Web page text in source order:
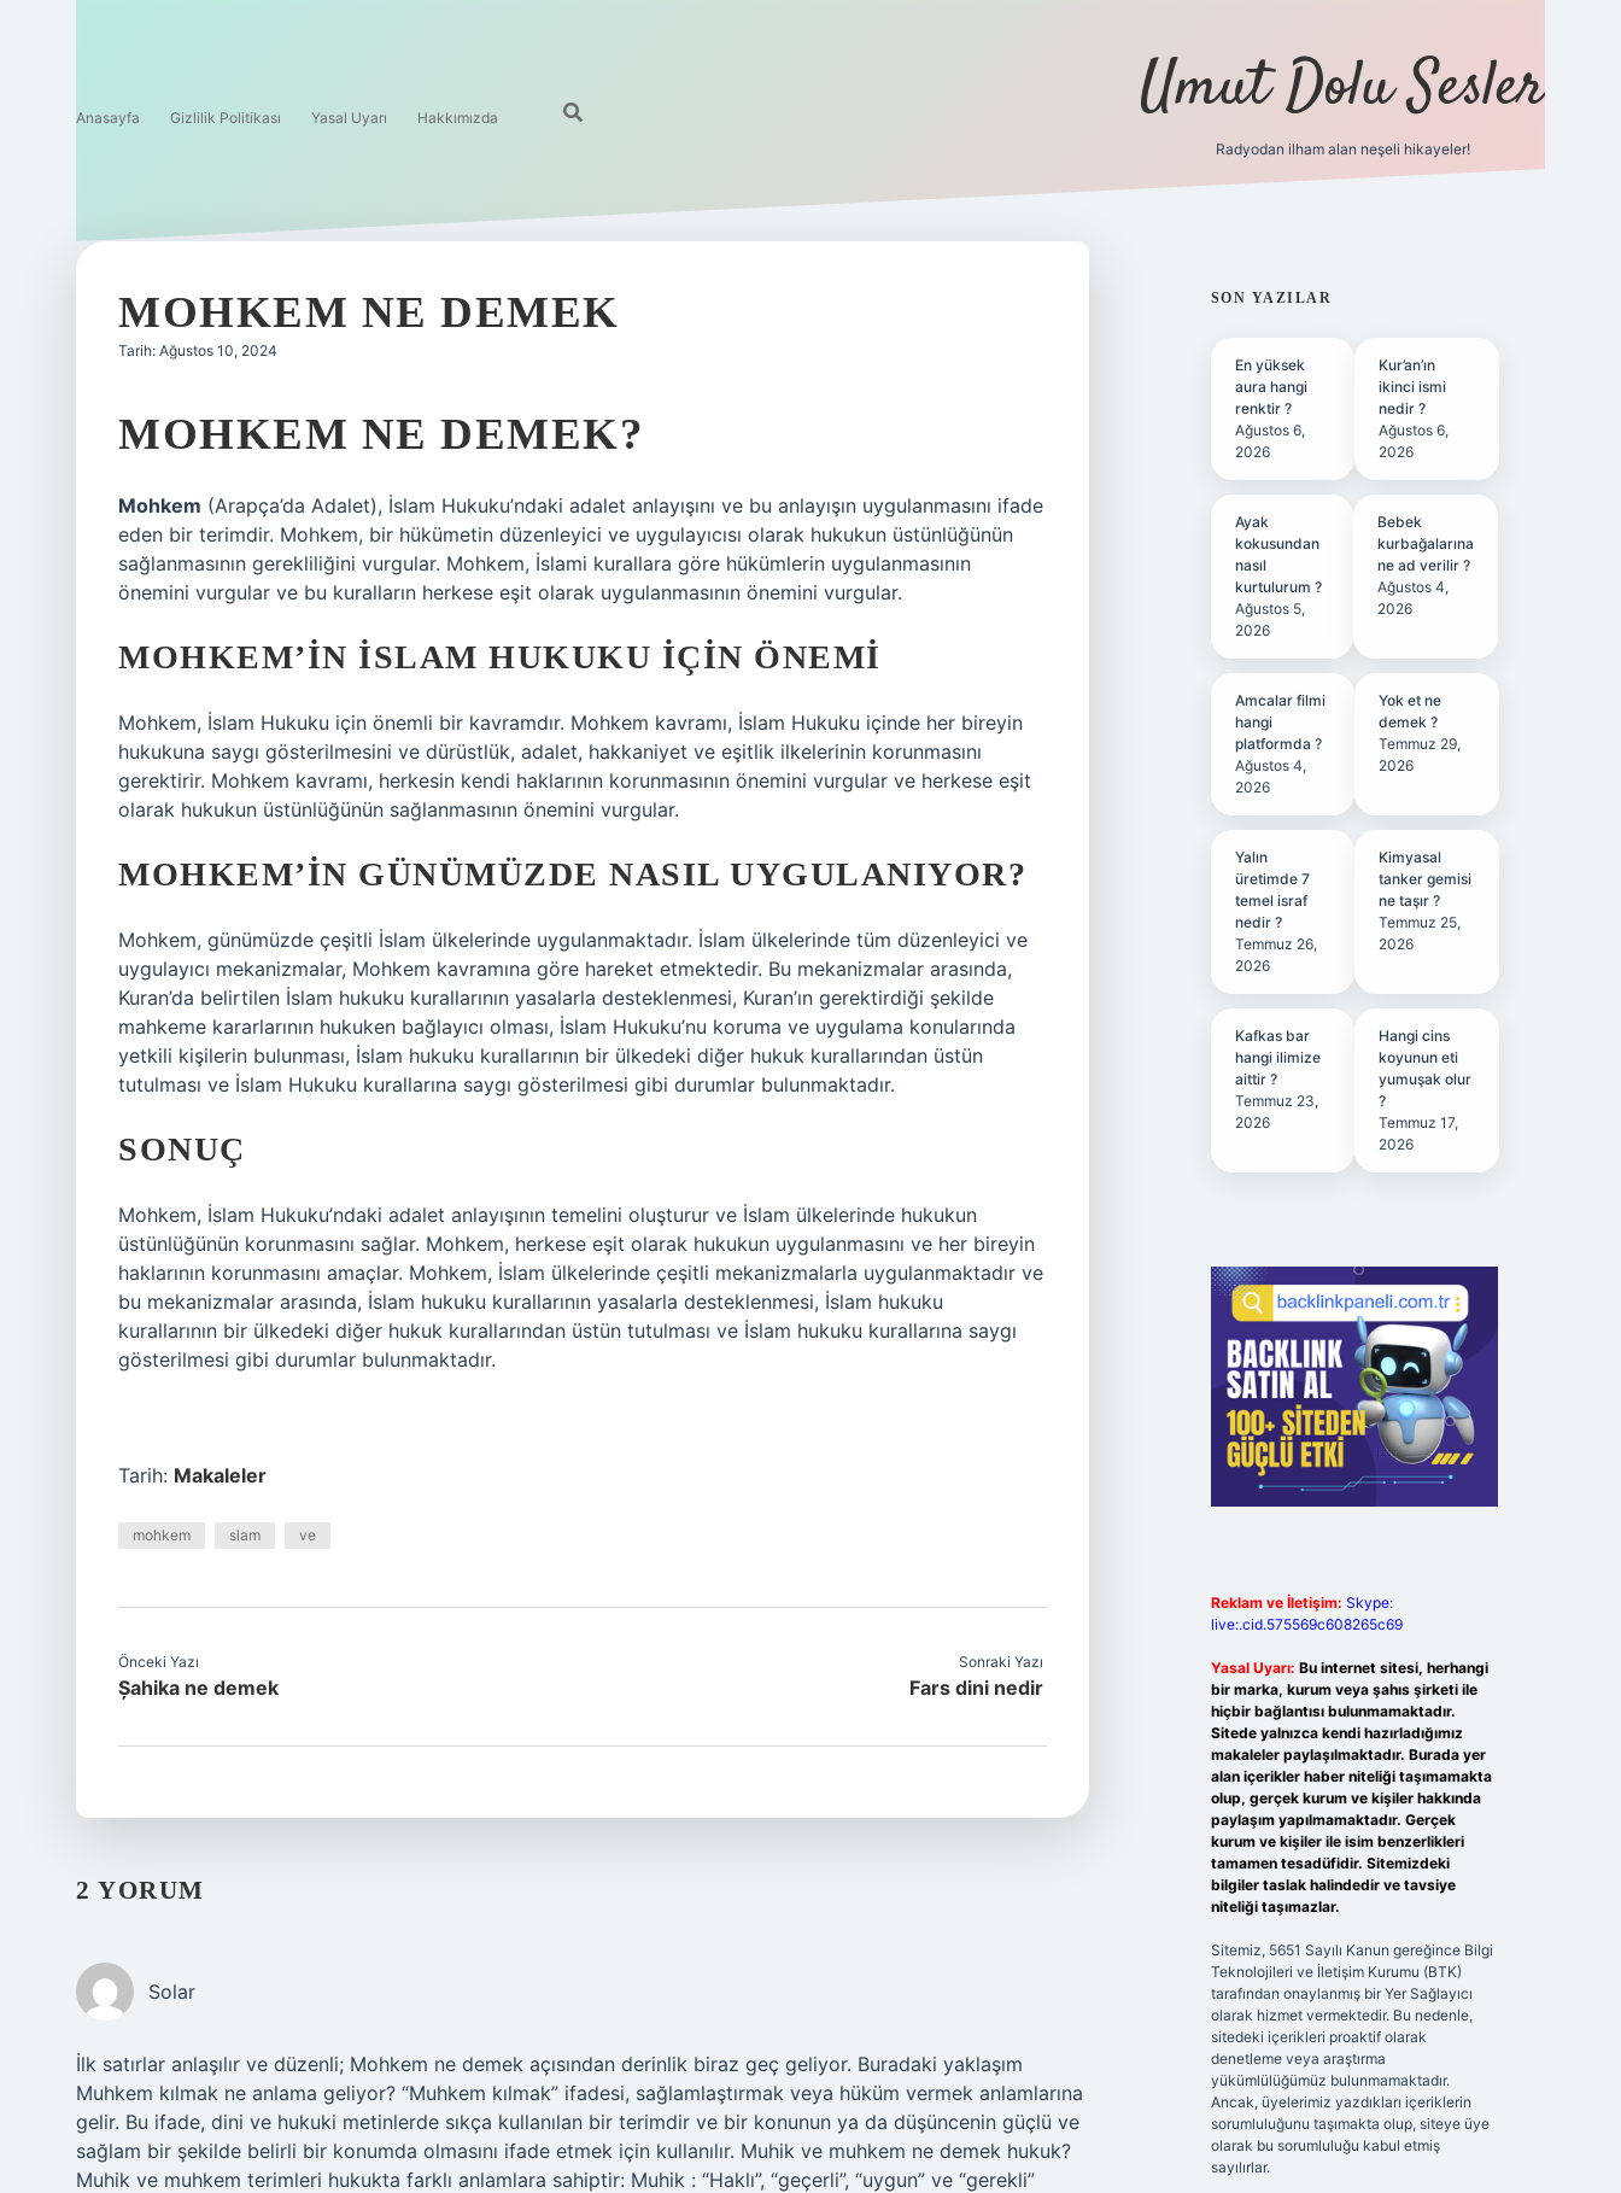
Anasayfa Gizlilik Politikası Yasal Uyarı Hakkımızda Umut Dolu Sesler
Radyodan ilham alan neşeli hikayeler!
MOHKEM NE DEMEK
Tarih: Ağustos 10, 2024
MOHKEM NE DEMEK?
Mohkem (Arapça’da Adalet), İslam Hukuku’ndaki adalet anlayışını ve bu anlayışın uygulanmasını ifade
eden bir terimdir. Mohkem, bir hükümetin düzenleyici ve uygulayıcısı olarak hukukun üstünlüğünün
sağlanmasının gerekliliğini vurgular. Mohkem, İslami kurallara göre hükümlerin uygulanmasının
önemini vurgular ve bu kuralların herkese eşit olarak uygulanmasının önemini vurgular.
MOHKEM’IN İSLAM HUKUKU İÇIN ÖNEMI
Mohkem, İslam Hukuku için önemli bir kavramdır. Mohkem kavramı, İslam Hukuku içinde her bireyin
hukukuna saygı gösterilmesini ve dürüstlük, adalet, hakkaniyet ve eşitlik ilkelerinin korunmasını
gerektirir. Mohkem kavramı, herkesin kendi haklarının korunmasının önemini vurgular ve herkese eşit
olarak hukukun üstünlüğünün sağlanmasının önemini vurgular.
MOHKEM’IN GÜNÜMÜZDE NASIL UYGULANIYOR?
Mohkem, günümüzde çeşitli İslam ülkelerinde uygulanmaktadır. İslam ülkelerinde tüm düzenleyici ve
uygulayıcı mekanizmalar, Mohkem kavramına göre hareket etmektedir. Bu mekanizmalar arasında,
Kuran’da belirtilen İslam hukuku kurallarının yasalarla desteklenmesi, Kuran’ın gerektirdiği şekilde
mahkeme kararlarının hukuken bağlayıcı olması, İslam Hukuku’nu koruma ve uygulama konularında
yetkili kişilerin bulunması, İslam hukuku kurallarının bir ülkedeki diğer hukuk kurallarından üstün
tutulması ve İslam Hukuku kurallarına saygı gösterilmesi gibi durumlar bulunmaktadır.
SONUÇ
Mohkem, İslam Hukuku’ndaki adalet anlayışının temelini oluşturur ve İslam ülkelerinde hukukun
üstünlüğünün korunmasını sağlar. Mohkem, herkese eşit olarak hukukun uygulanmasını ve her bireyin
haklarının korunmasını amaçlar. Mohkem, İslam ülkelerinde çeşitli mekanizmalarla uygulanmaktadır ve
bu mekanizmalar arasında, İslam hukuku kurallarının yasalarla desteklenmesi, İslam hukuku
kurallarının bir ülkedeki diğer hukuk kurallarından üstün tutulması ve İslam hukuku kurallarına saygı
gösterilmesi gibi durumlar bulunmaktadır.
Tarih: Makaleler
mohkem slam ve
Önceki Yazı
Șahika ne demek
Sonraki Yazı
Fars dini nedir
2 YORUM
Solar
İlk satırlar anlaşılır ve düzenli; Mohkem ne demek açısından derinlik biraz geç geliyor. Buradaki yaklaşım
Muhkem kılmak ne anlama geliyor? “Muhkem kılmak” ifadesi, sağlamlaştırmak veya hüküm vermek anlamlarına
gelir. Bu ifade, dini ve hukuki metinlerde sıkça kullanılan bir terimdir ve bir konunun ya da düşüncenin güçlü ve
sağlam bir şekilde belirli bir konumda olmasını ifade etmek için kullanılır. Muhik ve muhkem ne demek hukuk?
Muhik ve muhkem terimleri hukukta farklı anlamlara sahiptir: Muhik : “Haklı”, “geçerli”, “uygun” ve “gerekli”
SIDEBAR
SON YAZILAR
En yüksek
aura hangi
renktir ?
Ağustos 6,
2026
Kur’an’ın
ikinci ismi
nedir ?
Ağustos 6,
2026
Ayak
kokusundan
nasıl
kurtulurum ?
Ağustos 5,
2026
Bebek
kurbağalarına
ne ad verilir ?
Ağustos 4,
2026
Amcalar filmi
hangi
platformda ?
Ağustos 4,
2026
Yok et ne
demek ?
Temmuz 29,
2026
Yalın
üretimde 7
temel israf
nedir ?
Temmuz 26,
2026
Kimyasal
tanker gemisi
ne taşır ?
Temmuz 25,
2026
Kafkas bar
hangi ilimize
aittir ?
Temmuz 23,
2026
Hangi cins
koyunun eti
yumuşak olur
?
Temmuz 17,
2026
Reklam ve İletişim: Skype:
live:.cid.575569c608265c69
Yasal Uyarı: Bu internet sitesi, herhangi
bir marka, kurum veya şahıs şirketi ile
hiçbir bağlantısı bulunmamaktadır.
Sitede yalnızca kendi hazırladığımız
makaleler paylaşılmaktadır. Burada yer
alan içerikler haber niteliği taşımamakta
olup, gerçek kurum ve kişiler hakkında
paylaşım yapılmamaktadır. Gerçek
kurum ve kişiler ile isim benzerlikleri
tamamen tesadüfidir. Sitemizdeki
bilgiler taslak halindedir ve tavsiye
niteliği taşımazlar.
Sitemiz, 5651 Sayılı Kanun gereğince Bilgi
Teknolojileri ve İletişim Kurumu (BTK)
tarafından onaylanmış bir Yer Sağlayıcı
olarak hizmet vermektedir. Bu nedenle,
sitedeki içerikleri proaktif olarak
denetleme veya araştırma
yükümlülüğümüz bulunmamaktadır.
Ancak, üyelerimiz yazdıkları içeriklerin
sorumluluğunu taşımakta olup, siteye üye
olarak bu sorumluluğu kabul etmiş
sayılırlar.